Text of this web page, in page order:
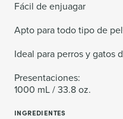
Fácil de enjuagar
Apto para todo tipo de
Ideal para perros y gatos
Presentaciones:
1000 mL / 33.8 oz.
INGREDIENTES